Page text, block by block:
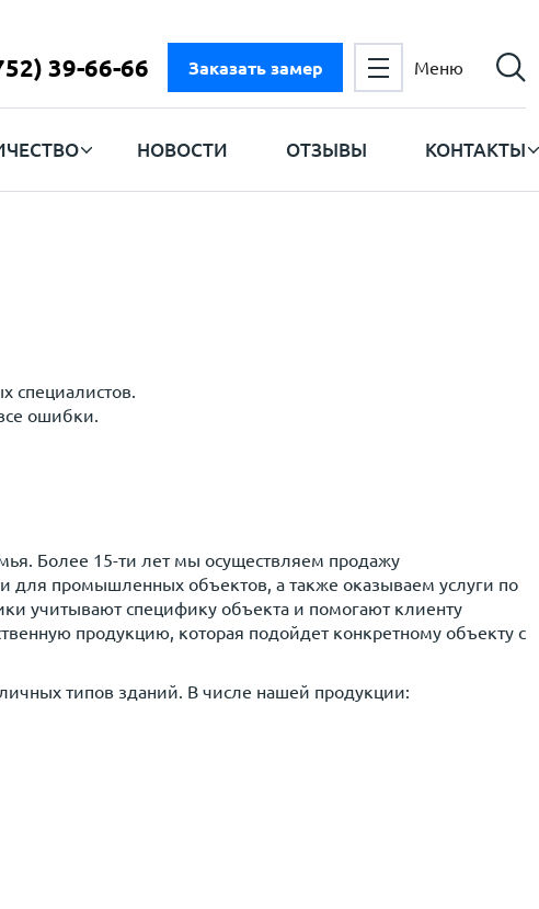
39-66-66 Заказать замер Меню
НОВОСТИ ОТЗЫВЫ КОНТАКТЫ
специалистов.
ошибки.
Более 15-ти лет мы осуществляем продажу
для промышленных объектов, а также оказываем услуги по
учитывают специфику объекта и помогают клиенту
продукцию, которая подойдет конкретному объекту с
типов зданий. В числе нашей продукции: